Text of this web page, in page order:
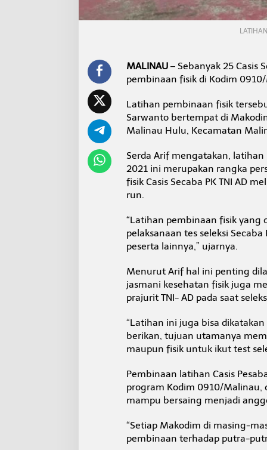
P
n
a
i
s
k
MALINAU– Sebanyak 25 Casis
pembinaan fisik di Kodim
Latihan pembinaan fisik
Sarwanto bertempat di
Malinau Hulu, Kecamatan
Serda Arif mengatakan, latihan
2021 ini merupakan rangka
fisik Casis Secaba PK TNI AD
run.
“Latihan pembinaan fisik yang
pelaksanaan tes seleksi
peserta lainnya,” ujarnya.
Menurut Arif hal ini penting
jasmani kesehatan fisik juga
prajurit TNI- AD pada saat
“Latihan ini juga bisa
berikan, tujuan utamanya
maupun fisik untuk ikut test
Pembinaan latihan Casis
program Kodim 0910/
mampu bersaing menjadi
“Setiap Makodim di masing-
pembinaan terhadap putra-